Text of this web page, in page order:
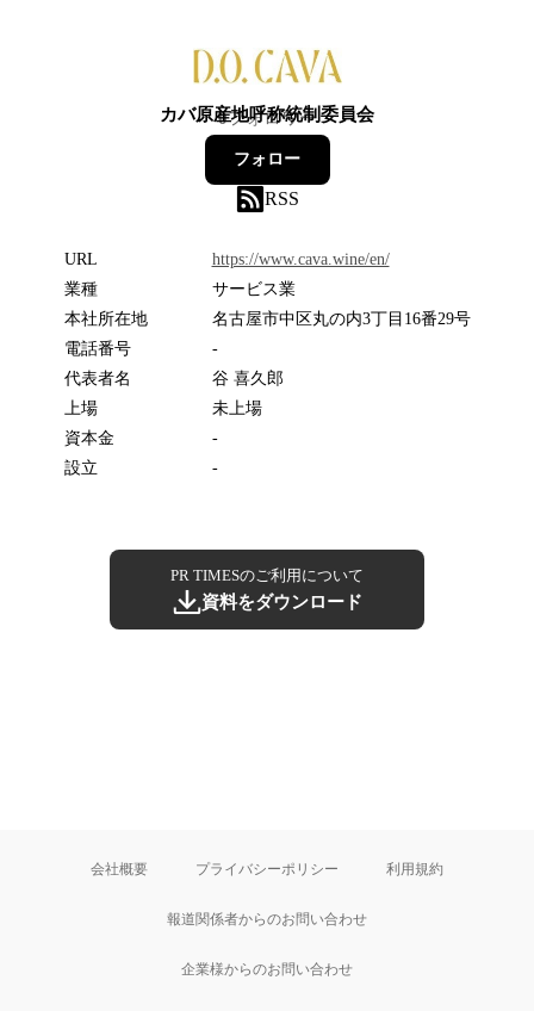
カバ原産地呼称統制委員会
0フォロワー
フォロー
RSS
URL
https://www.cava.wine/en/
業種
サービス業
本社所在地
名古屋市中区丸の内3丁目16番29号
電話番号
-
代表者名
谷 喜久郎
上場
未上場
資本金
-
設立
-
PR TIMESのご利用について
資料をダウンロード
会社概要 プライバシーポリシー 利用規約
報道関係者からのお問い合わせ
企業様からのお問い合わせ